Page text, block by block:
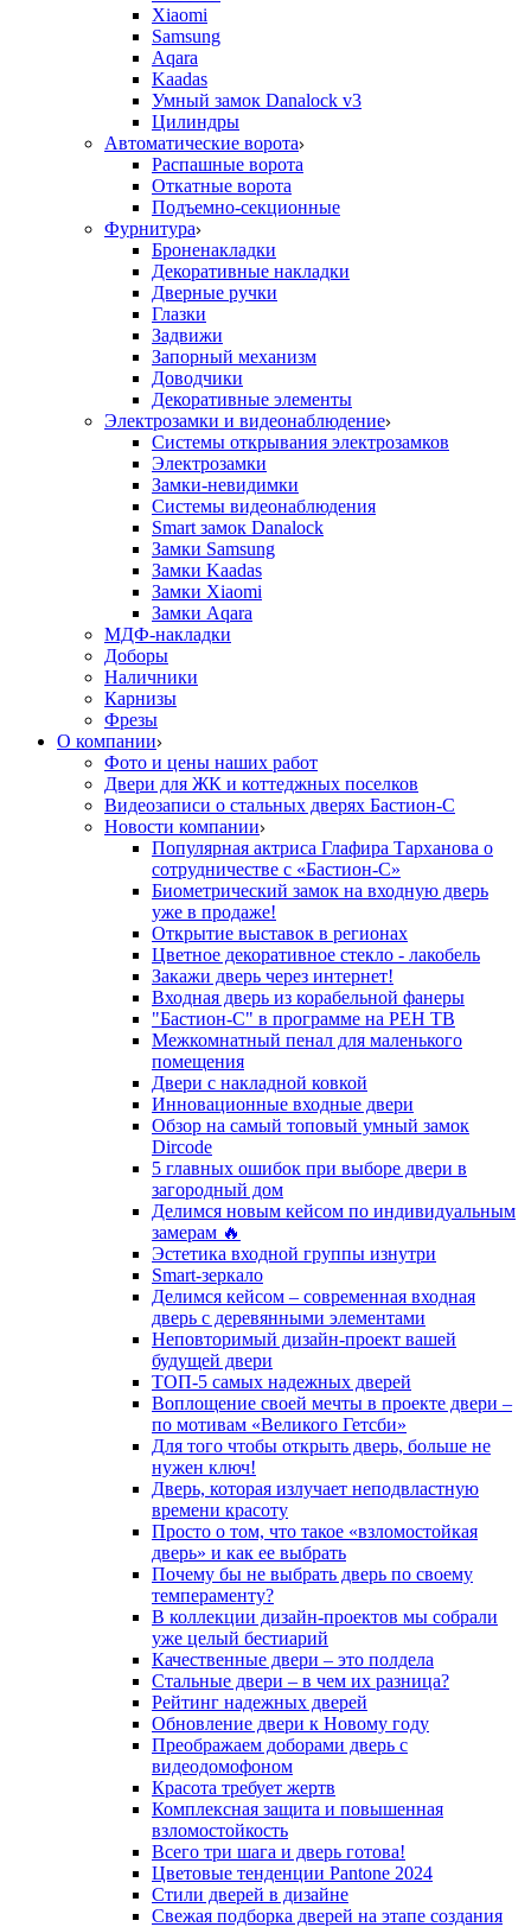
Xiaomi
Samsung
Aqara
Kaadas
Умный замок Danalock v3
Цилиндры
Автоматические ворота
Распашные ворота
Откатные ворота
Подъемно-секционные
Фурнитура
Броненакладки
Декоративные накладки
Дверные ручки
Глазки
Задвижи
Запорный механизм
Доводчики
Декоративные элементы
Электрозамки и видеонаблюдение
Системы открывания электрозамков
Электрозамки
Замки-невидимки
Системы видеонаблюдения
Smart замок Danalock
Замки Samsung
Замки Kaadas
Замки Xiaomi
Замки Aqara
МДФ-накладки
Доборы
Наличники
Карнизы
Фрезы
О компании
Фото и цены наших работ
Двери для ЖК и коттеджных поселков
Видеозаписи о стальных дверях Бастион-С
Новости компании
Популярная актриса Глафира Тарханова о
сотрудничестве с «Бастион-С»
Биометрический замок на входную дверь
уже в продаже!
Открытие выставок в регионах
Цветное декоративное стекло - лакобель
Закажи дверь через интернет!
Входная дверь из корабельной фанеры
"Бастион-С" в программе на РЕН ТВ
Межкомнатный пенал для маленького
помещения
Двери с накладной ковкой
Инновационные входные двери
Обзор на самый топовый умный замок
Dircode
5 главных ошибок при выборе двери в
загородный дом
Делимся новым кейсом по индивидуальным
замерам 🔥
Эстетика входной группы изнутри
Smart-зеркало
Делимся кейсом – современная входная
дверь с деревянными элементами
Неповторимый дизайн-проект вашей
будущей двери
ТОП-5 самых надежных дверей
Воплощение своей мечты в проекте двери –
по мотивам «Великого Гетсби»
Для того чтобы открыть дверь, больше не
нужен ключ!
Дверь, которая излучает неподвластную
времени красоту
Просто о том, что такое «взломостойкая
дверь» и как ее выбрать
Почему бы не выбрать дверь по своему
темпераменту?
В коллекции дизайн-проектов мы собрали
уже целый бестиарий
Качественные двери – это полдела
Стальные двери – в чем их разница?
Рейтинг надежных дверей
Обновление двери к Новому году
Преображаем доборами дверь с
видеодомофоном
Красота требует жертв
Комплексная защита и повышенная
взломостойкость
Всего три шага и дверь готова!
Цветовые тенденции Pantone 2024
Стили дверей в дизайне
Свежая подборка дверей на этапе создания